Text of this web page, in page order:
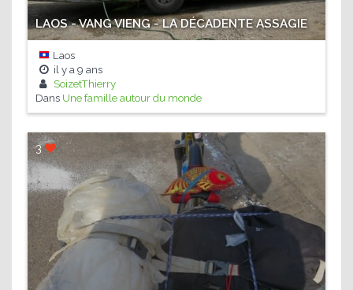
LAOS - VANG VIENG - LA DÉCADENTE ASSAGIE
Laos
il y a 9 ans
SoizetThierry
Dans Une famille autour du monde
3